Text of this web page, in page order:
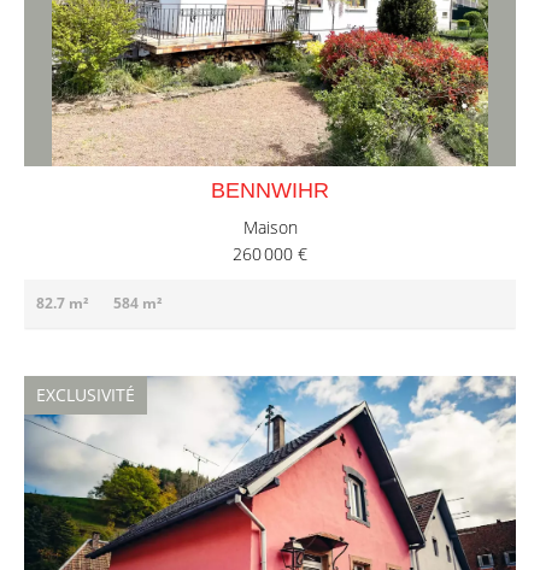
BENNWIHR
Maison
260 000 €
82.7 m² 584 m²
EXCLUSIVITÉ